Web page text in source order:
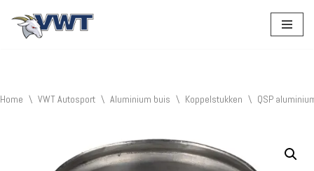
Home \ VWT Autosport \ Aluminium buis \ Koppelstukken \ QSP